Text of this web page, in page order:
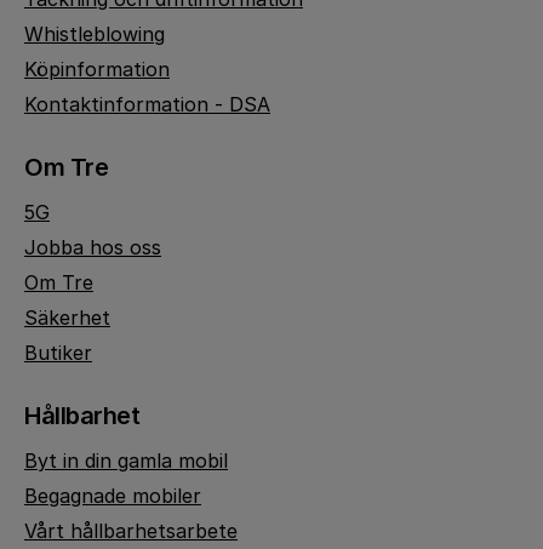
Whistleblowing
Köpinformation
Kontaktinformation - DSA
Om Tre
5G
Jobba hos oss
Om Tre
Säkerhet
Butiker
Hållbarhet
Byt in din gamla mobil
Begagnade mobiler
Vårt hållbarhetsarbete